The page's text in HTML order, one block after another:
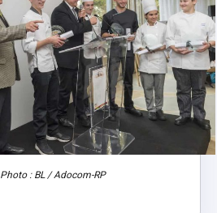
Photo : BL / Adocom-RP